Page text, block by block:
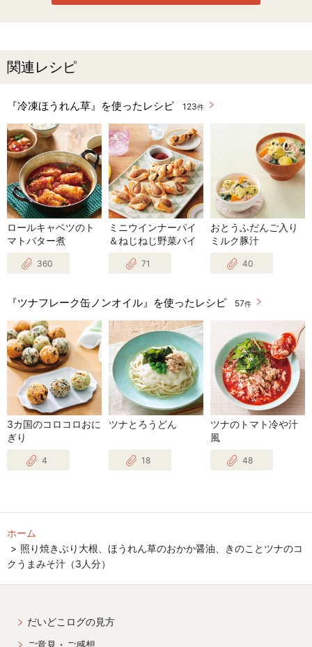
関連レシピ
『冷凍ほうれん草』を使ったレシピ 123件
ロールキャベツのト
マトバター煮
360
ミニウインナーパイ
＆ねじねじ野菜パイ
71
おとうふだんご入り
ミルク豚汁
40
『ツナフレーク缶ノンオイル』を使ったレシピ 57件
3カ国のコロコロおに
ぎり
4
ツナとろうどん
18
ツナのトマト冷や汁
風
48
ホーム
照り焼きぶり大根、ほうれん草のおかか醤油、きのことツナのコ
クうまみそ汁（3人分）
だいどこログの見方
ご意見・ご感想